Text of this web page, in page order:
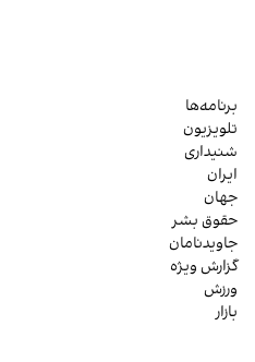
برنامه‌ها
تلویزیون
شنیداری
ایران
جهان
حقوق بشر
جاویدنامان
گزارش ویژه
ورزش
بازار